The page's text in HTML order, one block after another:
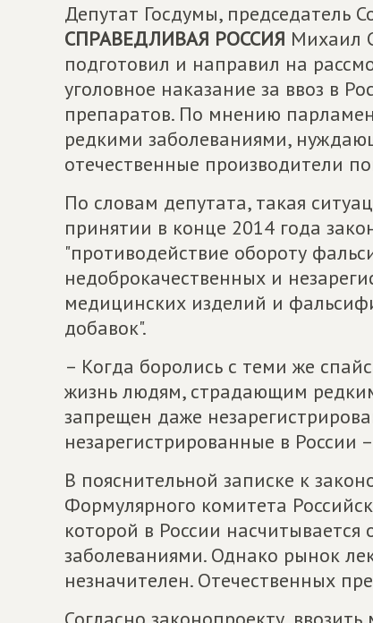
Депутат Госдумы, председатель
СПРАВЕДЛИВАЯ РОССИЯ Михаил
подготовил и направил на
уголовное наказание за ввоз в
препаратов. По мнению
редкими заболеваниями,
отечественные производители
По словам депутата, такая
принятии в конце 2014 года
"противодействие обороту
недоброкачественных и
медицинских изделий и
добавок".
– Когда боролись с теми же
жизнь людям, страдающим
запрещен даже
незарегистрированные в России
В пояснительной записке к
Формулярного комитета
которой в России
заболеваниями. Однако рынок
незначителен. Отечественных